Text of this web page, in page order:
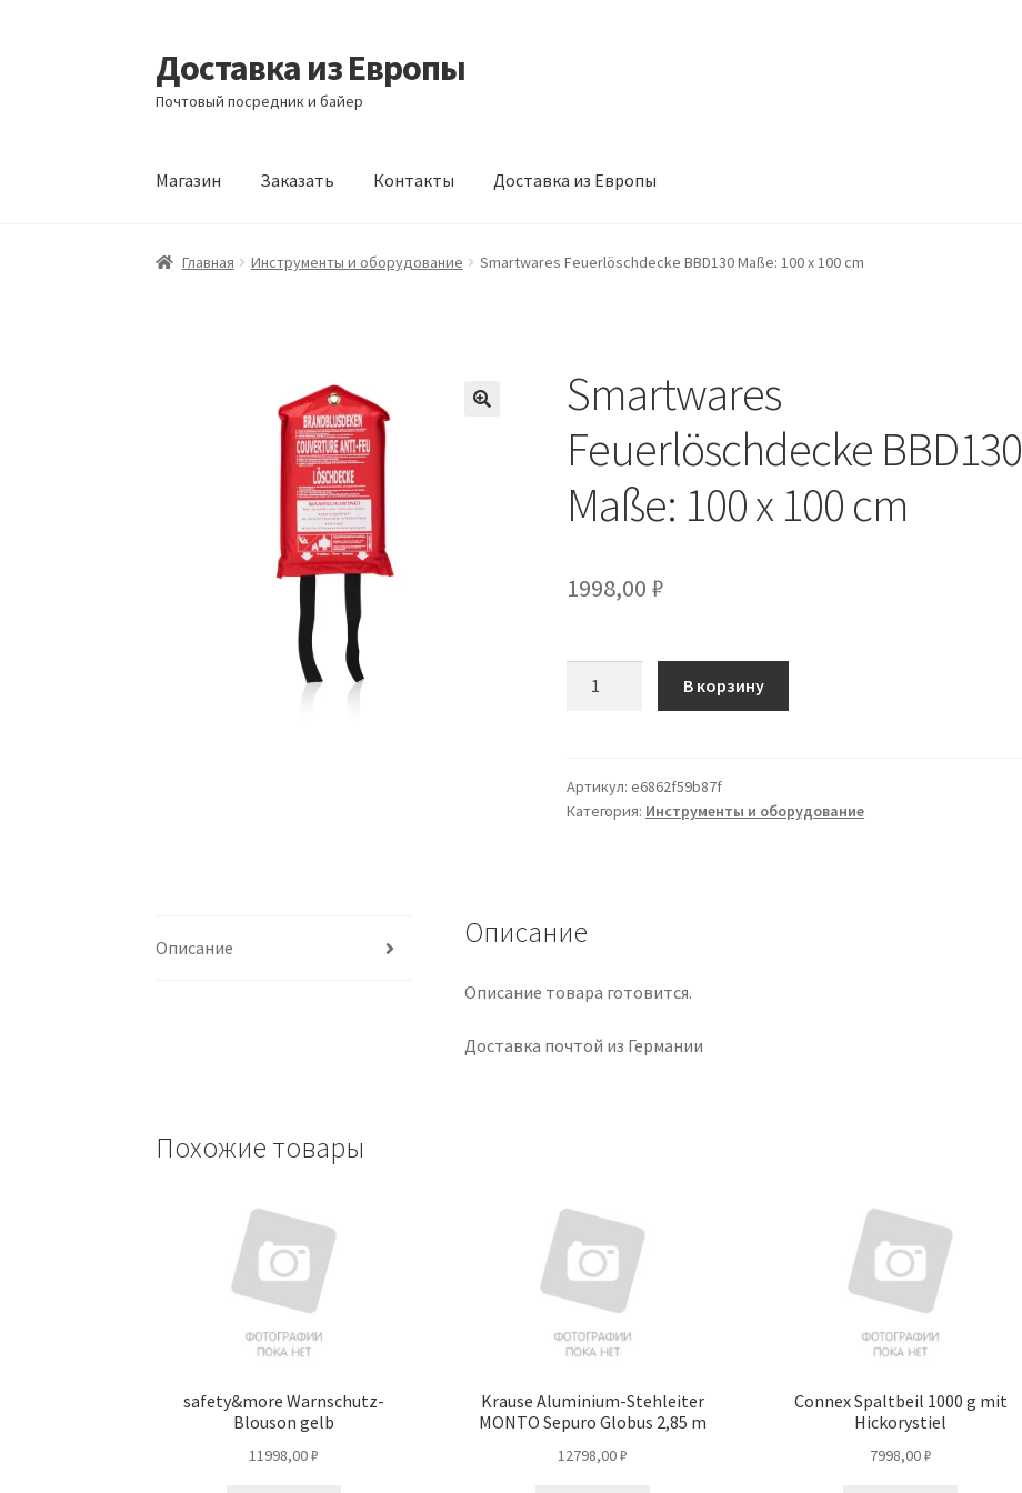
Перейти
к
навигации
Перейти
к
содержимому
Доставка из Европы
Почтовый посредник и байер
Магазин Заказать Контакты Доставка из Европы
Главная Доставка из Европы Контакты Корзина Мой аккаунт Оформление заказа
Главная Инструменты и оборудование Smartwares Feuerlöschdecke BBD130 Maße: 100 x 100 cm
Smartwares
Feuerlöschdecke BBD130
Maße: 100 x 100 cm
1998,00₽
BBD130
Maße:
cm
В корзину
Артикул:e6862f59b87f
Категория: Инструменты и оборудование
Описание Описание
Описание товара готовится.
Доставка почтой из Германии
Похожие товары
safety&more Warnschutz-
Blouson gelb
11998,00₽
Krause Aluminium-Stehleiter
MONTO Sepuro Globus 2,85 m
12798,00₽
Connex Spaltbeil 1000 g mit
Hickorystiel
7998,00₽